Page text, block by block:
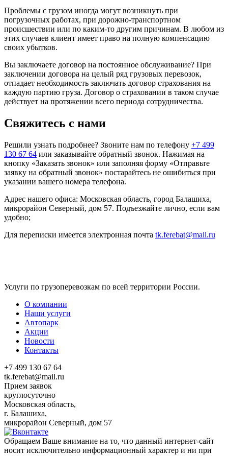
Проблемы с грузом иногда могут возникнуть при
погрузочных работах, при дорожно-транспортном
происшествии или по каким-то другим причинам. В любом из
этих случаев клиент имеет право на полную компенсацию
своих убытков.
Вы заключаете договор на постоянное обслуживание? При
заключении договора на целый ряд грузовых перевозок,
отпадает необходимость заключать договор страхования на
каждую партию груза. Договор о страховании в таком случае
действует на протяжении всего периода сотрудничества.
Свяжитесь с нами
Решили узнать подробнее? Звоните нам по телефону +7 499
130 67 64 или заказывайте обратный звонок. Нажимая на
кнопку «Заказать звонок» или заполняя форму «Отправьте
заявку на обратный звонок» постарайтесь не ошибиться при
указании вашего номера телефона.
Адрес нашего офиса: Московская область, город Балашиха,
микрорайон Северный, дом 57. Подъезжайте лично, если вам
удобно;
Для переписки имеется электронная почта tk.ferebat@mail.ru
Услуги по грузоперевозкам по всей территории России.
О компании
Наши услуги
Автопарк
Акции
Новости
Контакты
+7 499 130 67 64
tk.ferebat@mail.ru
Прием заявок
круглосуточно
Московская область,
г. Балашиха,
микрорайон Северный, дом 57
Обращаем Ваше внимание на то, что данный интернет-сайт
носит исключительно информационный характер и ни при